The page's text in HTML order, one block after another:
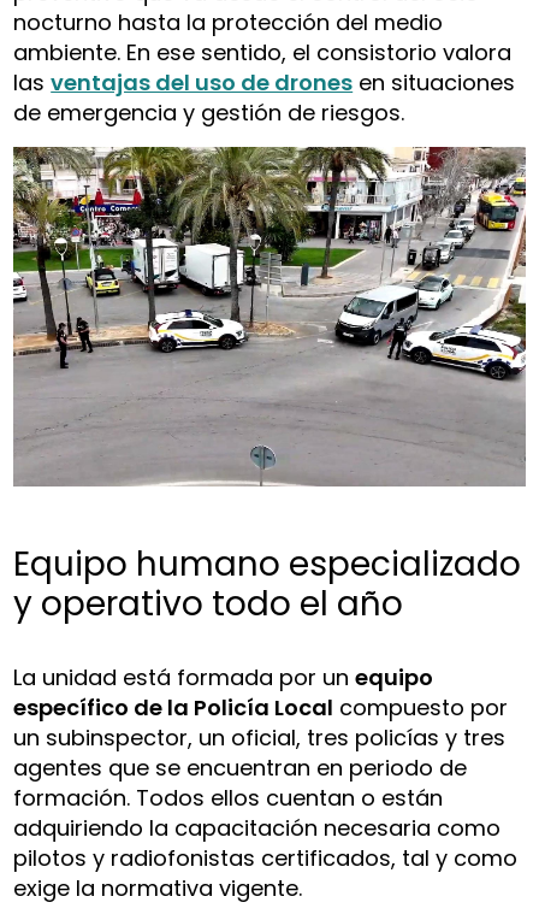
nocturno hasta la protección del medio
ambiente. En ese sentido, el consistorio valora
lasventajas del uso de drones en situaciones
de emergencia y gestión de riesgos.
Equipo humano especializado
y operativo todo el año
La unidad está formada por unequipo
específico de la Policía Local compuesto por
un subinspector, un oficial, tres policías y tres
agentes que se encuentran en periodo de
formación. Todos ellos cuentan o están
adquiriendo la capacitación necesaria como
pilotos y radiofonistas certificados, tal y como
exige la normativa vigente.